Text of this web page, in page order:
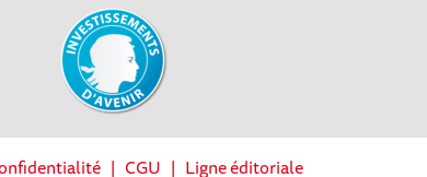
| CGU | Ligne éditoriale